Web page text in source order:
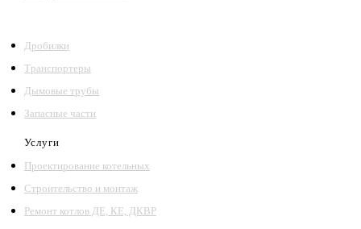
Дробилки
Транспортеры
Дымовые трубы
Запасные части
Услуги
Проектирование котельных
Строительство и монтаж
Ремонт котлов ДЕ, КЕ, ДКВР